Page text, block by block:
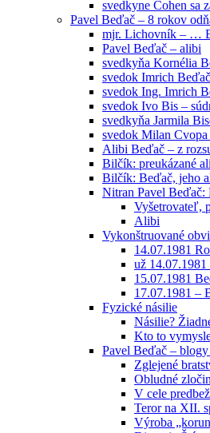
svedkyne Cohen sa
Pavel Beďač – 8 rokov
mjr. Lichovník – …
Pavel Beďač – alibi
svedkyňa Kornélia
svedok Imrich
svedok Ing. Imrich
svedok Ivo Bis –
svedkyňa Jarmila
svedok Milan Cvopa
Alibi Beďač – z
Bilčík: preukázané
Bilčík: Beďač, jeho
Nitran Pavel Beďač:
Vyšetrovateľ,
Alibi
Vykonštruované
14.07.1981
už
15.07.1981
17.07.1981 –
Fyzické násilie
Násilie?
Kto to
Pavel Beďač –
Zglejené
Obludné
V cele
Teror na XII.
Výroba